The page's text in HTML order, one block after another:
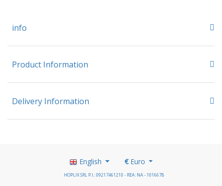
info
Product Information
Delivery Information
English €Euro
HOPLIX SRL P.I.: 09217461210 - REA: NA - 1016678